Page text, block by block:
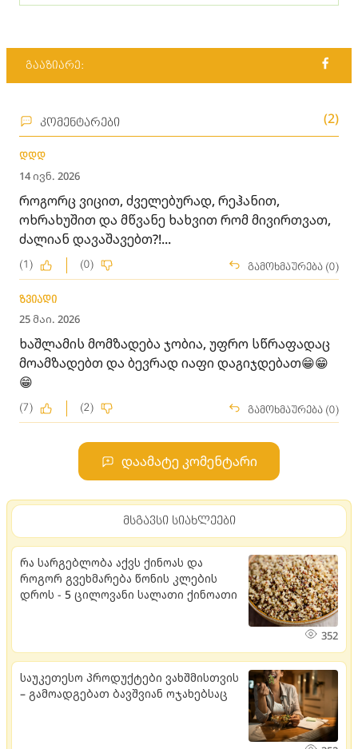
გააზიარე:
კომენტარები (2)
დდდ
14 ივნ. 2026
როგორც ვიცით, ძველებურად, რეჰანით,
ოხრახუშით და მწვანე ხახვით რომ მივირთვათ,
ძალიან დავაშავებთ?!...
(1) (0) გამოხმაურება (0)
ზვიადი
25 მაი. 2026
ხაშლამის მომზადება ჯობია, უფრო სწრაფადაც
მოამზადებთ და ბევრად იაფი დაგიჯდებათ😁😁
😁
(7) (2) გამოხმაურება (0)
დაამატე კომენტარი
მსგავსი სიახლეები
რა სარგებლობა აქვს ქინოას და
როგორ გვეხმარება წონის კლების
დროს - 5 ცილოვანი სალათი ქინოათი
352
საუკეთესო პროდუქტები ვახშმისთვის
– გამოადგებათ ბავშვიან ოჯახებსაც